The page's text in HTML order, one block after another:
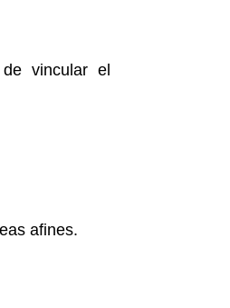
vincular el
afines.